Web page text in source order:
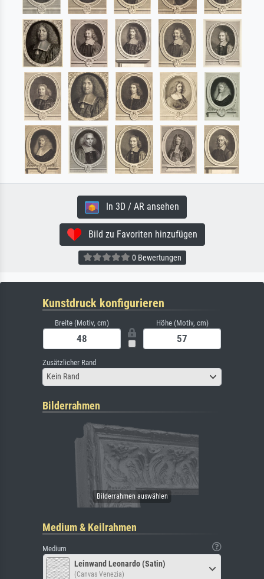
In 3D / AR ansehen
Bild zu Favoriten hinzufügen
0 Bewertungen
Kunstdruck konfigurieren
Breite (Motiv, cm) Höhe (Motiv, cm)
Zusätzlicher Rand
Kein Rand
Bilderrahmen
Medium & Keilrahmen
Medium
Leinwand Leonardo (Satin)
(Canvas Venezia)